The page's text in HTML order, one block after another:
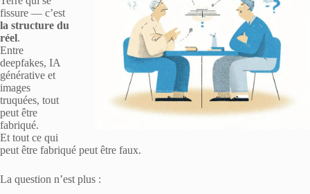
fissure — c’est
la structure du
réel.
Entre
deepfakes, IA
générative et
images
truquées, tout
peut être
fabriqué.
Et tout ce qui
peut être fabriqué peut être faux.
La question n’est plus :